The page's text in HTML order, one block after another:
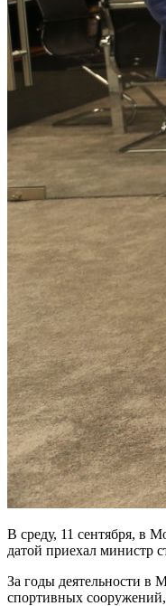
В среду, 11 сентября, в
датой приехал министр
За годы деятельности в
спортивных